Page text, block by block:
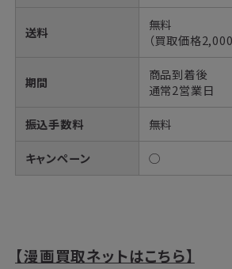
送料
無料
（買取価格
期間
商品到着後
通常2営業日
振込手数料 無料
キャンペーン ◯
【漫画買取ネットはこちら】